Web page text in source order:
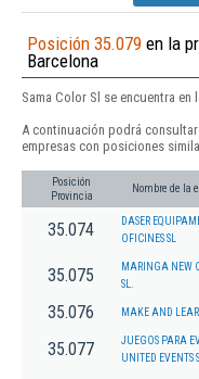
Posición 35.079 en la
Barcelona
Sama Color Sl se encuentra
A continuación podrá
empresas con posiciones
Posición
Provincia
Nombre de la
35.074
DASER
OFICINES SL
35.075
MARINGA NEW
SL.
35.076 MAKE AND
35.077
JUEGOS PARA
UNITED EVENTS